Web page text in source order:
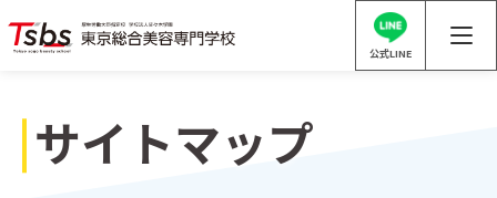
公式LINE
サイトマップ